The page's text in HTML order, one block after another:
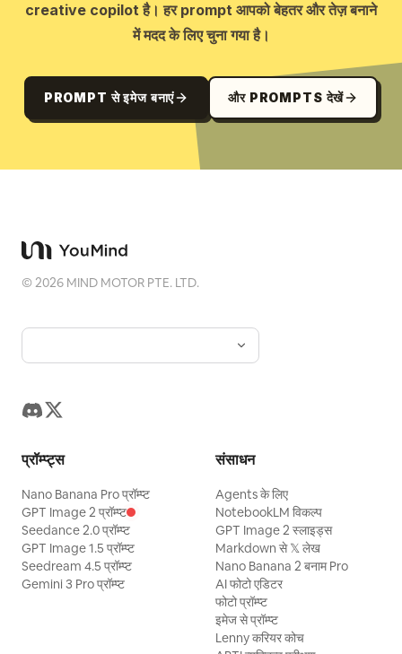
creative copilot है। हर prompt आपको बेहतर और तेज़ बनाने
में मदद के लिए चुना गया है।
PROMPT से इमेज बनाएं और PROMPTS देखें
©2026 MIND MOTOR PTE. LTD.
प्रॉम्प्ट्स
Nano Banana Pro प्रॉम्प्ट
GPT Image 2 प्रॉम्प्ट
Seedance 2.0 प्रॉम्प्ट
GPT Image 1.5 प्रॉम्प्ट
Seedream 4.5 प्रॉम्प्ट
Gemini 3 Pro प्रॉम्प्ट
संसाधन
Agents के लिए
NotebookLM विकल्प
GPT Image 2 स्लाइड्स
Markdown से 𝕏 लेख
Nano Banana 2 बनाम Pro
AI फोटो एडिटर
फोटो प्रॉम्प्ट
इमेज से प्रॉम्प्ट
Lenny करियर कोच